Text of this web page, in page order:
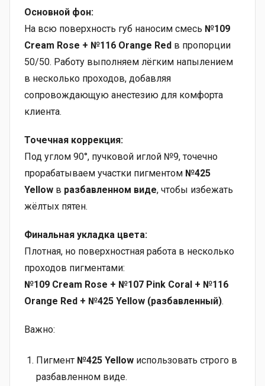
Основной фон:
На всю поверхность губ наносим смесь №109
Cream Rose + №116 Orange Red в пропорции
50/50. Работу выполняем лёгким напылением
в несколько проходов, добавляя
сопровождающую анестезию для комфорта
клиента.
Точечная коррекция:
Под углом 90°, пучковой иглой №9, точечно
прорабатываем участки пигментом №425
Yellow в разбавленном виде, чтобы избежать
жёлтых пятен.
Финальная укладка цвета:
Плотная, но поверхностная работа в несколько
проходов пигментами:
№109 Cream Rose + №107 Pink Coral + №116
Orange Red + №425 Yellow (разбавленный).
Важно:
Пигмент №425 Yellow использовать строго в
разбавленном виде.